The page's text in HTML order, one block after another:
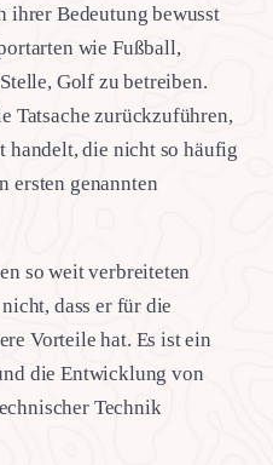
ihrer Bedeutung bewusst
wie Fußball,
Golf zu betreiben.
Tatsache zurückzuführen,
handelt, die nicht so häufig
ersten genannten
so weit verbreiteten
dass er für die
Vorteile hat. Es ist ein
die Entwicklung von
Technik